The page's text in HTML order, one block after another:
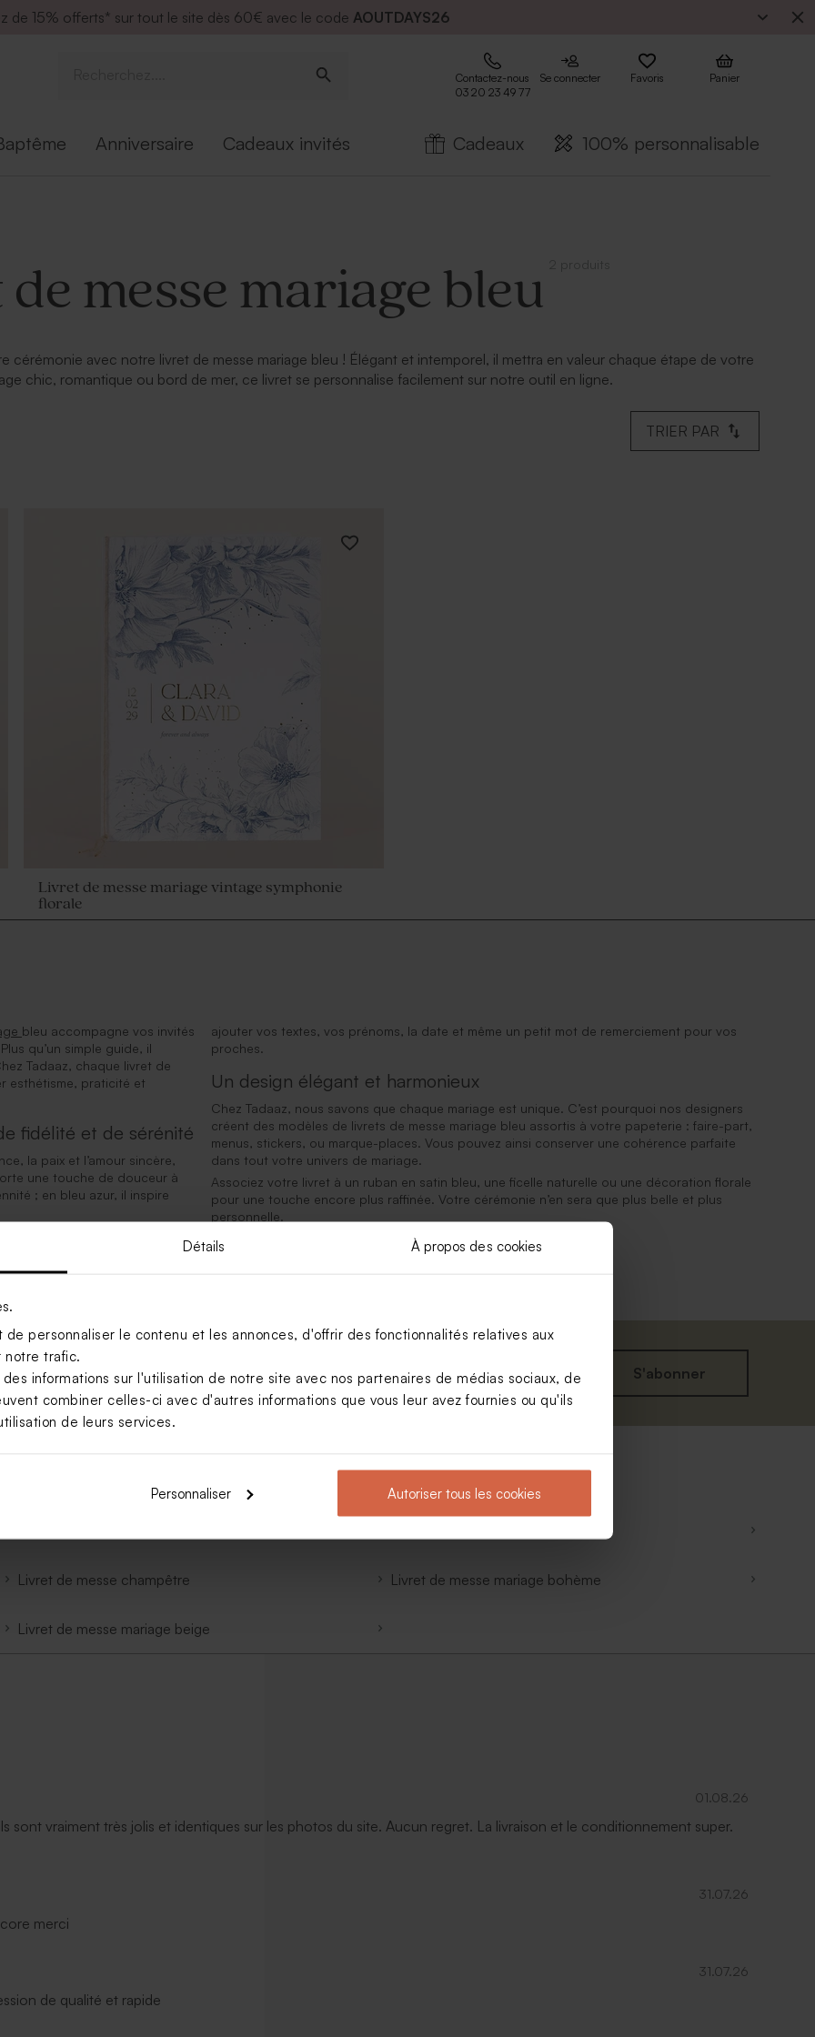
Détails À propos des cookies
personnaliser le contenu et les annonces, d'offrir des fonctionnalités relatives aux
notre trafic.
informations sur l'utilisation de notre site avec nos partenaires de médias sociaux, de
combiner celles-ci avec d'autres informations que vous leur avez fournies ou qu'ils
de leurs services.
Personnaliser Autoriser tous les cookies
de 15% offerts* sur tout le site dès 60€ avec le code AOUTDAYS26
Contactez-nous
03 20 23 49 77
Se connecter Favoris Panier
Anniversaire Cadeaux invités Cadeaux 100% personnalisable
messe mariage bleu
avec notre livret de messe mariage bleu ! Élégant et intemporel, il mettra en valeur chaque étape de votre
chic, romantique ou bord de mer, ce livret se personnalise facilement sur notre outil en ligne.
TRIER PAR
Livret de messe mariage vintage symphonie
florale
bleu accompagne vos invités
qu’un simple guide, il
Tadaaz, chaque livret de
esthétisme, praticité et
fidélité et de sérénité
la paix et l’amour sincère,
une touche de douceur à
; en bleu azur, il inspire
religieuse. Il guide
lectures, prières, chants
vous pouvez facilement
ajouter vos textes, vos prénoms, la date et même un petit mot de remerciement pour vos
proches.
Un design élégant et harmonieux
Chez Tadaaz, nous savons que chaque mariage est unique. C’est pourquoi nos designers
créent des modèles de livrets de messe mariage bleu assortis à votre papeterie : faire-part,
menus, stickers, ou marque-places. Vous pouvez ainsi conserver une cohérence parfaite
dans tout votre univers de mariage.
Associez votre livret à un ruban en satin bleu, une ficelle naturelle ou une décoration florale
pour une touche encore plus raffinée. Votre cérémonie n’en sera que plus belle et plus
personnelle.
Prénom
E-mail
S'abonner
Livret de messe champêtre Livret de messe mariage bohème
Livret de messe mariage beige
01.08.26
sont vraiment très jolis et identiques sur les photos du site. Aucun regret. La livraison et le conditionnement super.
31.07.26
merci
31.07.26
de qualité et rapide